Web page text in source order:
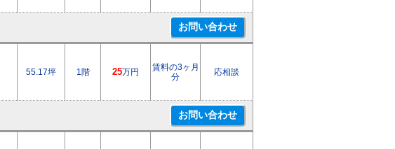
55.17坪 1階 25万円
賃料の3ヶ月
分
応相談